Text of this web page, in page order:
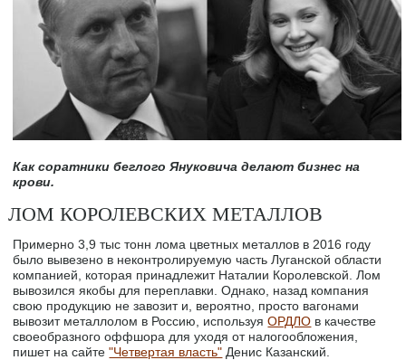
Как соратники беглого Януковича делают бизнес на
крови.
ЛОМ КОРОЛЕВСКИХ МЕТАЛЛОВ
Примерно 3,9 тыс тонн лома цветных металлов в 2016 году
было вывезено в неконтролируемую часть Луганской области
компанией, которая принадлежит Наталии Королевской. Лом
вывозился якобы для переплавки. Однако, назад компания
свою продукцию не завозит и, вероятно, просто вагонами
вывозит металлолом в Россию, используяОРДЛО в качестве
своеобразного оффшора для уходя от налогообложения,
пишет на сайте"Четвертая власть" Денис Казанский.